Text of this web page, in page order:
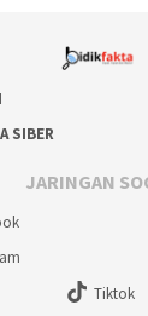
SIBER
JARINGAN
Tiktok